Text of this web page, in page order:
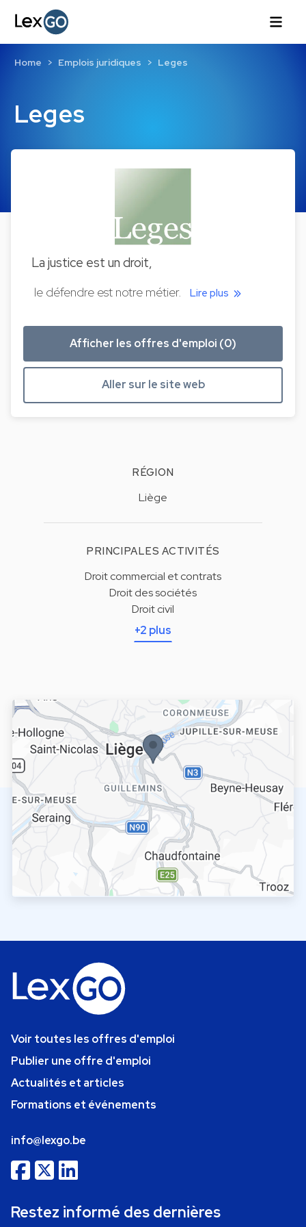
Leges
Home Emplois juridiques Leges
La justice est un droit,
le défendre est notre métier.Lire plus
Afficher les offres d'emploi (0)
Aller sur le site web
RÉGION
Liège
PRINCIPALES ACTIVITÉS
Droit commercial et contrats
Droit des sociétés
Droit civil
+2 plus
Voir toutes les offres d'emploi
Publier une offre d'emploi
Actualités et articles
Formations et événements
info@lexgo.be
Restez informé des dernières